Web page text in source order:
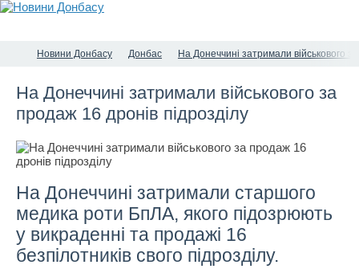
Новини Донбасу Донбас На Донеччині затримали військового
На Донеччині затримали військового за
продаж 16 дронів підрозділу
На Донеччині затримали старшого
медика роти БпЛА, якого підозрюють
у викраденні та продажі 16
безпілотників свого підрозділу.